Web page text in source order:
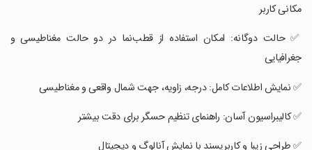
مکانی کاربر
‏‏✅ حالت دوگانه: امکان استفاده از قطب‌نما در دو حالت مغناطیسی و
جغرافیایی
‏‏✅ نمایش اطلاعات کامل: درجه، زاویه، جهت شمال واقعی و مغناطیسی
‏‏✅ کالیبراسیون آسان: راهنمای تنظیم حسگر برای دقت بیشتر
‏‏✅ طراحی زیبا و کاربرپسند با نمایش آنالوگ و دیجیتال